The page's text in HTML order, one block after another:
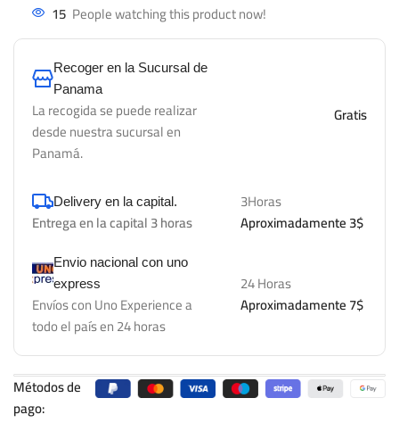
15 People watching this product now!
Recoger en la Sucursal de
Panama
La recogida se puede realizar
desde nuestra sucursal en
Panamá.
Gratis
Delivery en la capital.
Entrega en la capital 3 horas
3Horas
Aproximadamente 3$
Envio nacional con uno
express
Envíos con Uno Experience a
todo el país en 24 horas
24 Horas
Aproximadamente 7$
Métodos de
pago: